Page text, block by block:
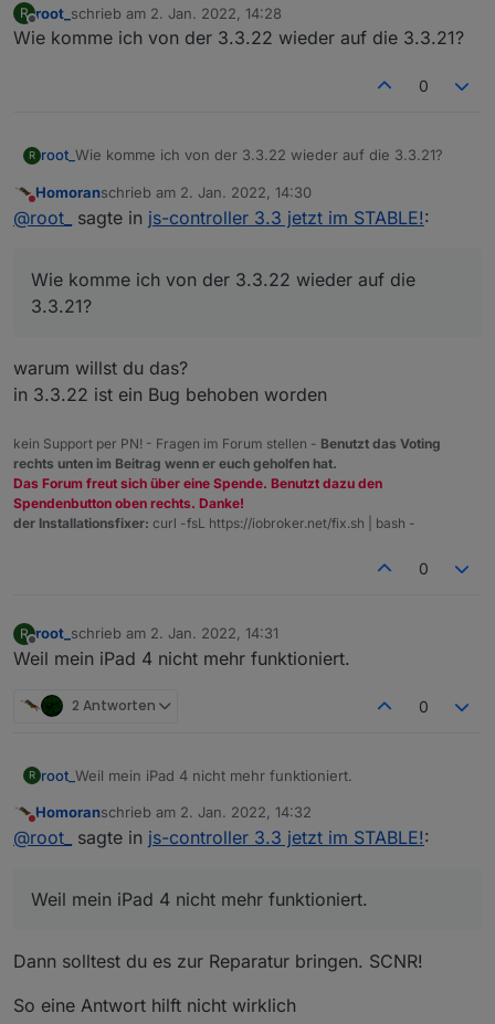
für den js-controller.
R
Offline
root_ schrieb am 2. Jan. 2022, 14:28
zuletzt editiert von
Wie komme ich von der 3.3.22 wieder auf die 3.3.21?
0
R root_ Wie komme ich von der 3.3.22 wieder auf die 3.3.21?
Nicht stören
Homoranschrieb am 2. Jan. 2022, 14:30
zuletzt editiert von
@root_ sagte in js-controller 3.3 jetzt im STABLE!:
Wie komme ich von der 3.3.22 wieder auf die
3.3.21?
warum willst du das?
in 3.3.22 ist ein Bug behoben worden
kein Support per PN! - Fragen im Forum stellen - Benutzt das Voting
rechts unten im Beitrag wenn er euch geholfen hat.
Das Forum freut sich über eine Spende. Benutzt dazu den
Spendenbutton oben rechts. Danke!
der Installationsfixer: curl -fsL https://iobroker.net/fix.sh | bash -
0
R
Offline
root_ schrieb am 2. Jan. 2022, 14:31
zuletzt editiert von
Weil mein iPad 4 nicht mehr funktioniert.
2 Antworten 0
R root_ Weil mein iPad 4 nicht mehr funktioniert.
Nicht stören
Homoranschrieb am 2. Jan. 2022, 14:32
zuletzt editiert von
@root_ sagte in js-controller 3.3 jetzt im STABLE!:
Weil mein iPad 4 nicht mehr funktioniert.
Dann solltest du es zur Reparatur bringen. SCNR!
So eine Antwort hilft nicht wirklich